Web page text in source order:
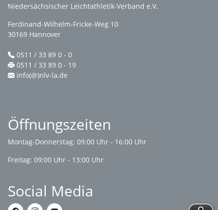
Niedersächsischer Leichtathletik-Verband e.V.
Ferdinand-Wilhelm-Fricke-Weg 10
30169 Hannover
0511 / 33 89 0 - 0
0511 / 33 89 0 - 19
info(@)nlv-la.de
Öffnungszeiten
Montag-Donnerstag: 09:00 Uhr - 16:00 Uhr
Freitag: 09:00 Uhr - 13:00 Uhr
Social Media